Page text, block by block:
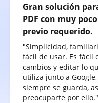
Gran solución
PDF con muy
previo requerido.
"Simplicidad,
fácil de usar. Es fácil
cambios y editar lo
utiliza junto a
siempre se guarda,
preocuparte por ello."